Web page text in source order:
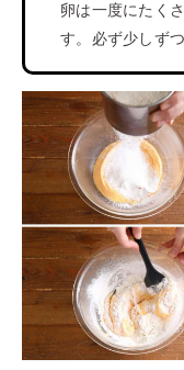
卵は一度にたく
す。必ず少しず